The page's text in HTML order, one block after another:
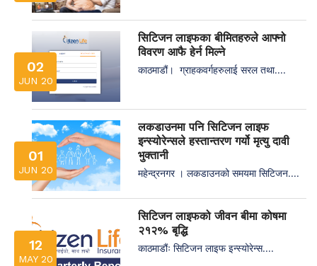
02
JUN 20
सिटिजन लाइफका बीमितहरुले आफ्नो
विवरण आफै हेर्न मिल्ने
काठमाडौं। ग्राहकवर्गहरुलाई सरल तथा....
01
JUN 20
लकडाउनमा पनि सिटिजन लाइफ
इन्स्योरेन्सले हस्तान्तरण गर्यो मृत्यु दावी
भुक्तानी
महेन्द्रनगर । लकडाउनको समयमा सिटिजन....
12
MAY 20
सिटिजन लाइफको जीवन बीमा कोषमा
२१२% बृद्धि
काठमाडौंः सिटिजन लाइफ इन्स्योरेन्स....